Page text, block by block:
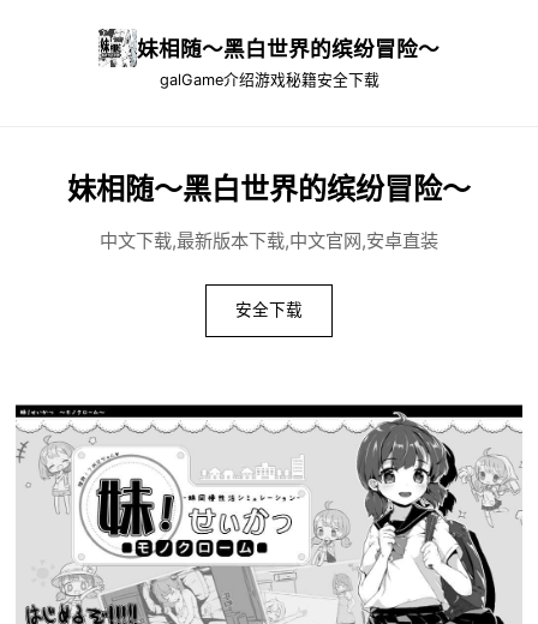
妹相随～黑白世界的缤纷冒险～
galGame介绍游戏秘籍安全下载
妹相随～黑白世界的缤纷冒险～
中文下载,最新版本下载,中文官网,安卓直装
安全下载